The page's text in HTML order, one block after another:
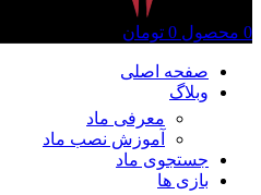
0 محصول 0 تومان
صفحه اصلی
وبلاگ
معرفی ماد
آموزش نصب ماد
جستجوی ماد
بازی ها